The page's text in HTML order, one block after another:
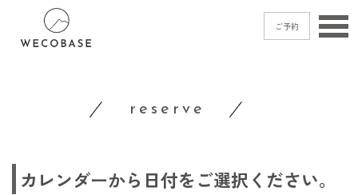
ご予約
shop access
reserve
カレンダーから日付をご選択ください。